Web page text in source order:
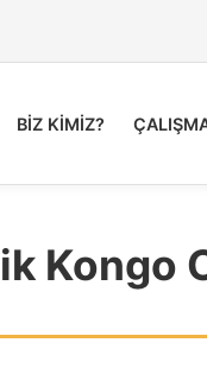
BİZ KİMİZ?
Kongo